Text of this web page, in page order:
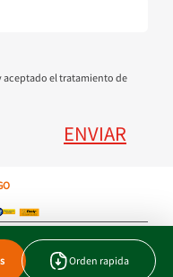
Orden rapida
aceptado el tratamiento de
ENVIAR
Util.com.co.